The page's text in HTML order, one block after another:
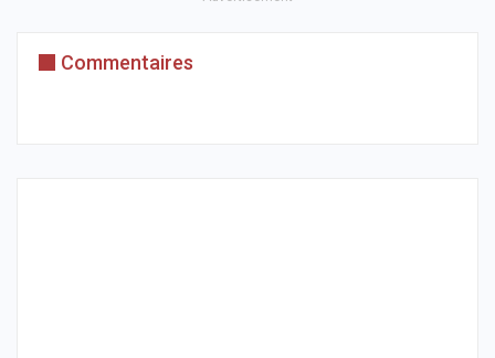
Commentaires